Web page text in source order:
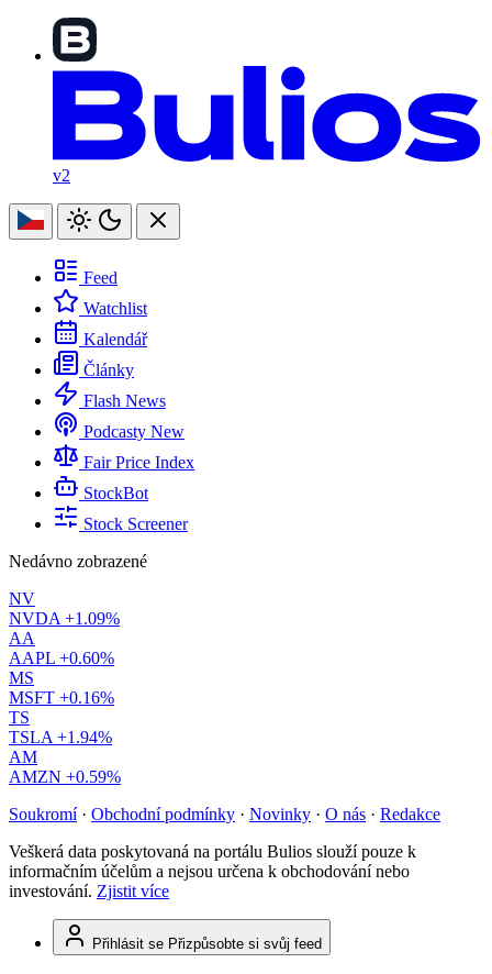
v2
Feed
Watchlist
Kalendář
Články
Flash News
Podcasty New
Fair Price Index
StockBot
Stock Screener
Nedávno zobrazené
NV
NVDA +1.09%
AA
AAPL +0.60%
MS
MSFT +0.16%
TS
TSLA +1.94%
AM
AMZN +0.59%
Soukromí · Obchodní podmínky · Novinky · O nás · Redakce
Veškerá data poskytovaná na portálu Bulios slouží pouze k
informačním účelům a nejsou určena k obchodování nebo
investování. Zjistit více
Přihlásit se Přizpůsobte si svůj feed